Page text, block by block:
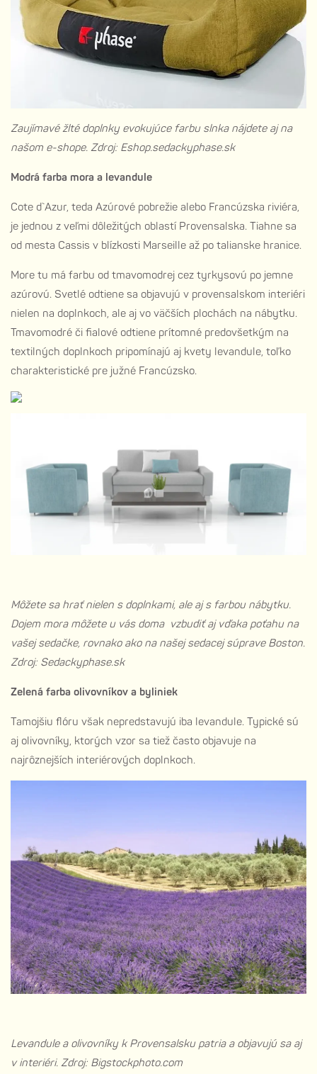
Zaujímavé žlté doplnky evokujúce farbu slnka nájdete aj na
našom e-shope. Zdroj: Eshop.sedackyphase.sk
Modrá farba mora a levandule
Cote d`Azur, teda Azúrové pobrežie alebo Francúzska riviéra,
je jednou z veľmi dôležitých oblastí Provensalska. Tiahne sa
od mesta Cassis v blízkosti Marseille až po talianske hranice.
More tu má farbu od tmavomodrej cez tyrkysovú po jemne
azúrovú. Svetlé odtiene sa objavujú v provensalskom interiéri
nielen na doplnkoch, ale aj vo väčších plochách na nábytku.
Tmavomodré či fialové odtiene prítomné predovšetkým na
textilných doplnkoch pripomínajú aj kvety levandule, toľko
charakteristické pre južné Francúzsko.
Môžete sa hrať nielen s doplnkami, ale aj s farbou nábytku.
Dojem mora môžete u vás doma vzbudiť aj vďaka poťahu na
vašej sedačke, rovnako ako na našej sedacej súprave Boston.
Zdroj: Sedackyphase.sk
Zelená farba olivovníkov a byliniek
Tamojšiu flóru však nepredstavujú iba levandule. Typické sú
aj olivovníky, ktorých vzor sa tiež často objavuje na
najrôznejších interiérových doplnkoch.
Levandule a olivovníky k Provensalsku patria a objavujú sa aj
v interiéri. Zdroj: Bigstockphoto.com